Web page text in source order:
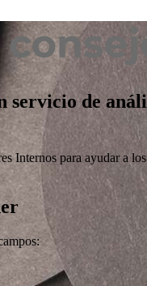
servicio de
Internos para ayudar a